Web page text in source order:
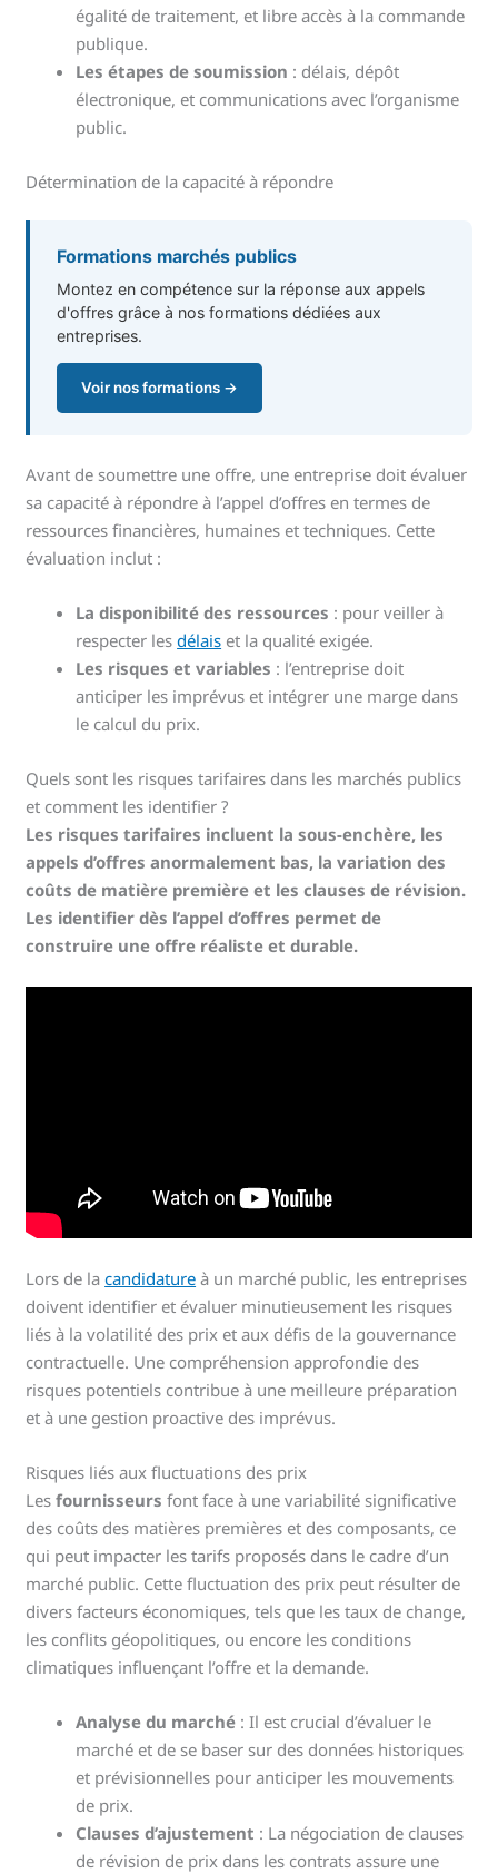
égalité de traitement, et libre accès à la commande
publique.
Les étapes de soumission : délais, dépôt
électronique, et communications avec l’organisme
public.
Détermination de la capacité à répondre
Formations marchés publics
Montez en compétence sur la réponse aux appels
d'offres grâce à nos formations dédiées aux
entreprises.
Voir nos formations →
Avant de soumettre une offre, une entreprise doit évaluer
sa capacité à répondre à l’appel d’offres en termes de
ressources financières, humaines et techniques. Cette
évaluation inclut :
La disponibilité des ressources : pour veiller à
respecter lesdélais et la qualité exigée.
Les risques et variables : l’entreprise doit
anticiper les imprévus et intégrer une marge dans
le calcul du prix.
Quels sont les risques tarifaires dans les marchés publics
et comment les identifier ?
Les risques tarifaires incluent la sous-enchère, les
appels d’offres anormalement bas, la variation des
coûts de matière première et les clauses de révision.
Les identifier dès l’appel d’offres permet de
construire une offre réaliste et durable.
Lors de lacandidature à un marché public, les entreprises
doivent identifier et évaluer minutieusement les risques
liés à la volatilité des prix et aux défis de la gouvernance
contractuelle. Une compréhension approfondie des
risques potentiels contribue à une meilleure préparation
et à une gestion proactive des imprévus.
Risques liés aux fluctuations des prix
Lesfournisseurs font face à une variabilité significative
des coûts des matières premières et des composants, ce
qui peut impacter les tarifs proposés dans le cadre d’un
marché public. Cette fluctuation des prix peut résulter de
divers facteurs économiques, tels que les taux de change,
les conflits géopolitiques, ou encore les conditions
climatiques influençant l’offre et la demande.
Analyse du marché : Il est crucial d’évaluer le
marché et de se baser sur des données historiques
et prévisionnelles pour anticiper les mouvements
de prix.
Clauses d’ajustement : La négociation de clauses
de révision de prix dans les contrats assure une